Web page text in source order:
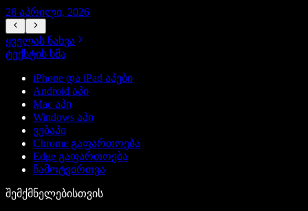
28 აპრილი, 2026
ყველას ნახვა
ტექსტის ხმა
iPhone და iPad აპები
Android აპი
Mac აპი
Windows აპი
ვებაპი
Chrome გაფართოება
Edge გაფართოება
ჩამოტვირთვა
შემქმნელებისთვის